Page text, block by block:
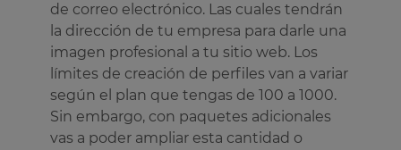
de correo electrónico. Las cuales tendrán
la dirección de tu empresa para darle una
imagen profesional a tu sitio web. Los
límites de creación de perfiles van a variar
según el plan que tengas de 100 a 1000.
Sin embargo, con paquetes adicionales
vas a poder ampliar esta cantidad o